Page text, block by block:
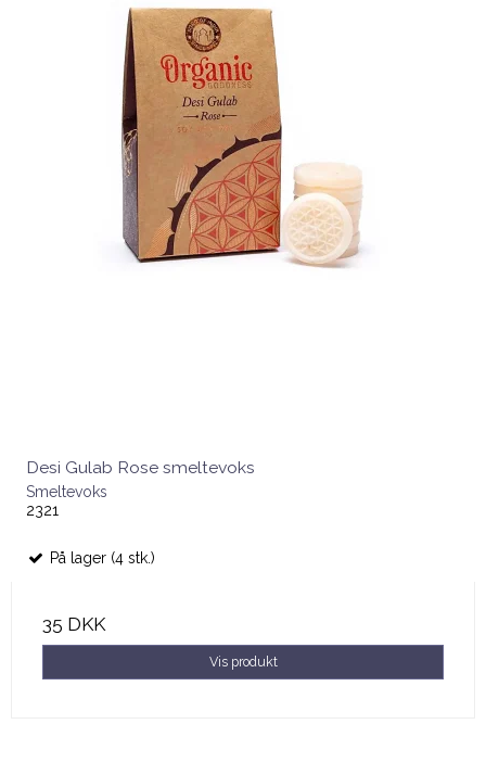
Desi Gulab Rose smeltevoks
Smeltevoks
2321
På lager (4 stk.)
35 DKK
Vis produkt